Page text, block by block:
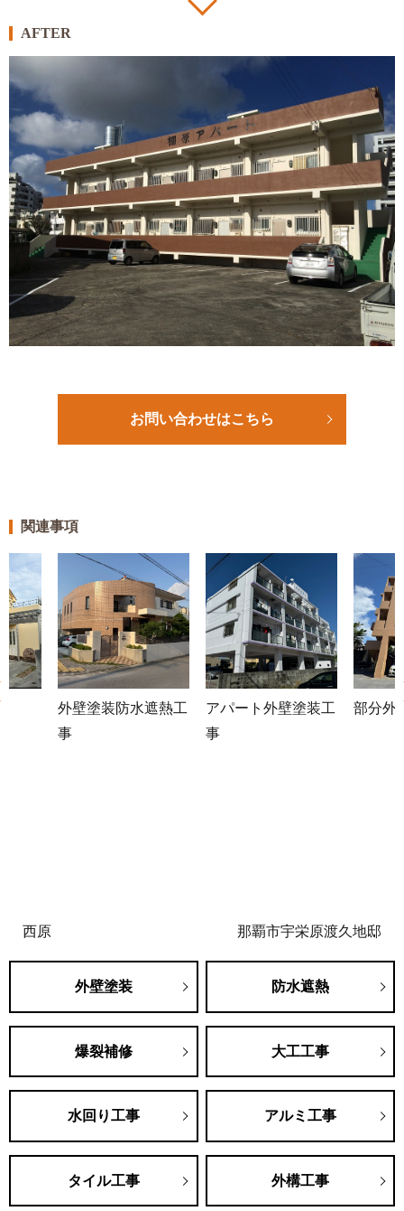
AFTER
お問い合わせはこちら
関連事項
外壁塗装防水遮熱工
事
アパート外壁塗装工
事
部分外
西原 那覇市宇栄原渡久地邸
外壁塗装 防水遮熱
爆裂補修 大工工事
水回り工事 アルミ工事
タイル工事 外構工事